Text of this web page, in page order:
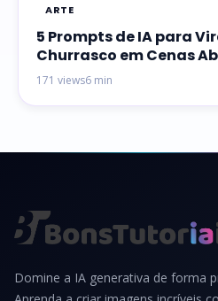
ARTE
5 Prompts de IA para
Churrasco em Cenas
171 views6 min
Domine a IA generativa de forma